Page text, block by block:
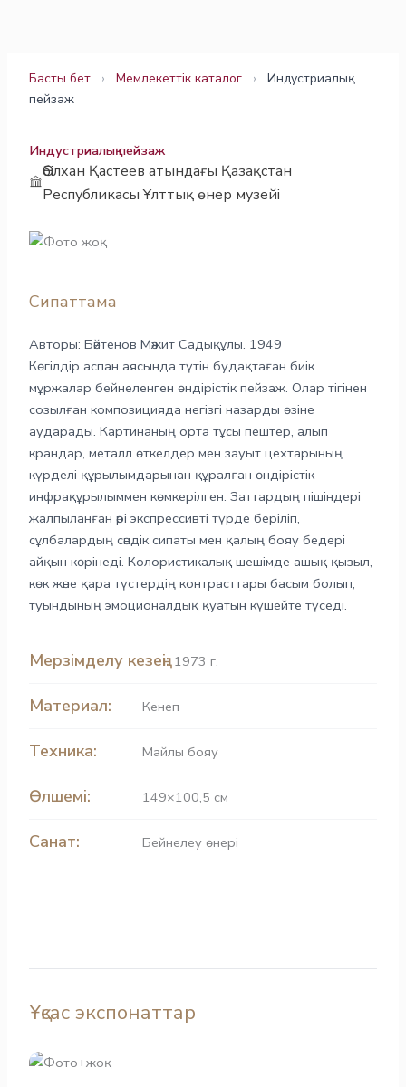
Басты бет › Мемлекеттік каталог ›
Индустриалық
пейзаж
Индустриалық пейзаж
Әбілхан Қастеев атындағы Қазақстан
Республикасы Ұлттық өнер музейі
Сипаттама
Авторы: Бәйтенов Мәжит Садықұлы. 1949
Көгілдір аспан аясында түтін будақтаған биік
мұржалар бейнеленген өндірістік пейзаж. Олар тігінен
созылған композицияда негізгі назарды өзіне
аударады. Картинаның орта тұсы пештер, алып
крандар, металл өткелдер мен зауыт цехтарының
күрделі құрылымдарынан құралған өндірістік
инфрақұрылыммен көмкерілген. Заттардың пішіндері
жалпыланған әрі экспрессивті түрде беріліп,
сұлбалардың сәндік сипаты мен қалың бояу бедері
айқын көрінеді. Колористикалық шешімде ашық қызыл,
көк және қара түстердің контрасттары басым болып,
туындының эмоционалдық қуатын күшейте түседі.
Мерзімделу кезеңі: 1973 г.
Материал: Кенеп
Техника: Майлы бояу
Өлшемі: 149×100,5 см
Санат: Бейнелеу өнері
Ұқсас экспонаттар